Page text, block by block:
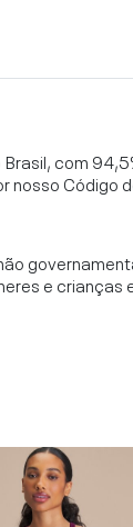
com
Código
e crianças